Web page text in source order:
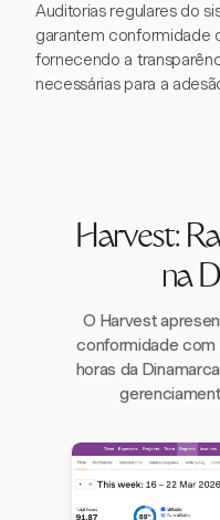
Auditorias regulares do
garantem conformidade
fornecendo a
necessárias para a
Harvest:
na
O Harvest
conformidade com
horas da